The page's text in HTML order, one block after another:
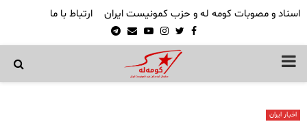
اسناد و مصوبات کومه له و حزب کمونیست ایران ارتباط با ما
Facebook
Twitter
Instagram
Youtube
Email
Telegram
PRIMARY
اخبار ایران